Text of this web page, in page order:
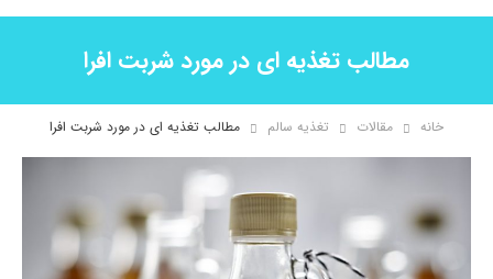
مطالب تغذیه ای در مورد شربت افرا
خانه مقالات تغذیه سالم مطالب تغذیه ای در مورد شربت افرا